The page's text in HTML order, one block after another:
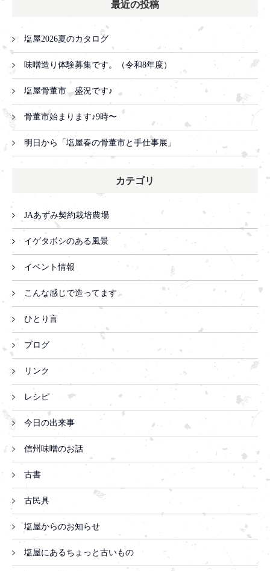
最近の投稿
塩屋2026夏のカタログ
味噌造り体験募集です。（令和8年度）
塩屋骨董市 盛況です♪
骨董市始まります♪9時〜
明日から「塩屋春の骨董市と手仕事展」
カテゴリ
JAあずみ契約栽培農場
イゲタボシのある風景
イベント情報
こんな感じで造ってます
ひとり言
ブログ
リンク
レシピ
今日の出来事
信州味噌のお話
古書
古民具
塩屋からのお知らせ
塩屋にあるちょっと古いもの